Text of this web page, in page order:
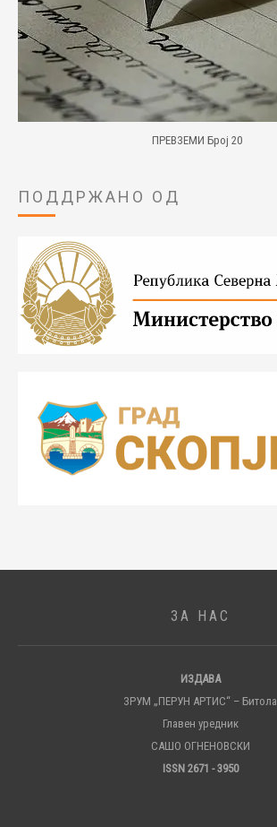
ПРЕВЗЕМИ Број 20
ПОДДРЖАНО ОД
ЗА НАС
ИЗДАВА
ЗРУМ „ПЕРУН АРТИС“ – Битола
Главен уредник
САШО ОГНЕНОВСКИ
ISSN 2671 - 3950